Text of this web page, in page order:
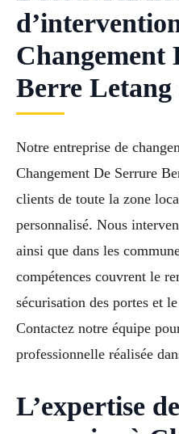
Changement
Berre Letang
Notre entreprise de
Changement De Serrure
clients de toute la zone
personnalisé. Nous
ainsi que dans les
compétences couvrent le
sécurisation des portes et
Contactez notre équipe
professionnelle réalisée
L’expertise